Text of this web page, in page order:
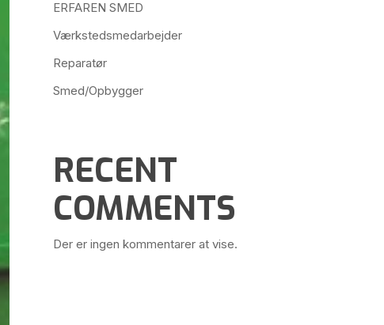
ERFAREN SMED
Værkstedsmedarbejder
Reparatør
Smed/Opbygger
RECENT
COMMENTS
Der er ingen kommentarer at vise.